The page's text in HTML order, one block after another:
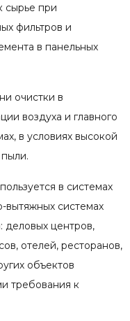
сырье при
фильтров и
в панельных
очистки в
воздуха и главного
в условиях высокой
в системах
вытяжных системах
деловых центров,
отелей, ресторанов,
объектов
требования к